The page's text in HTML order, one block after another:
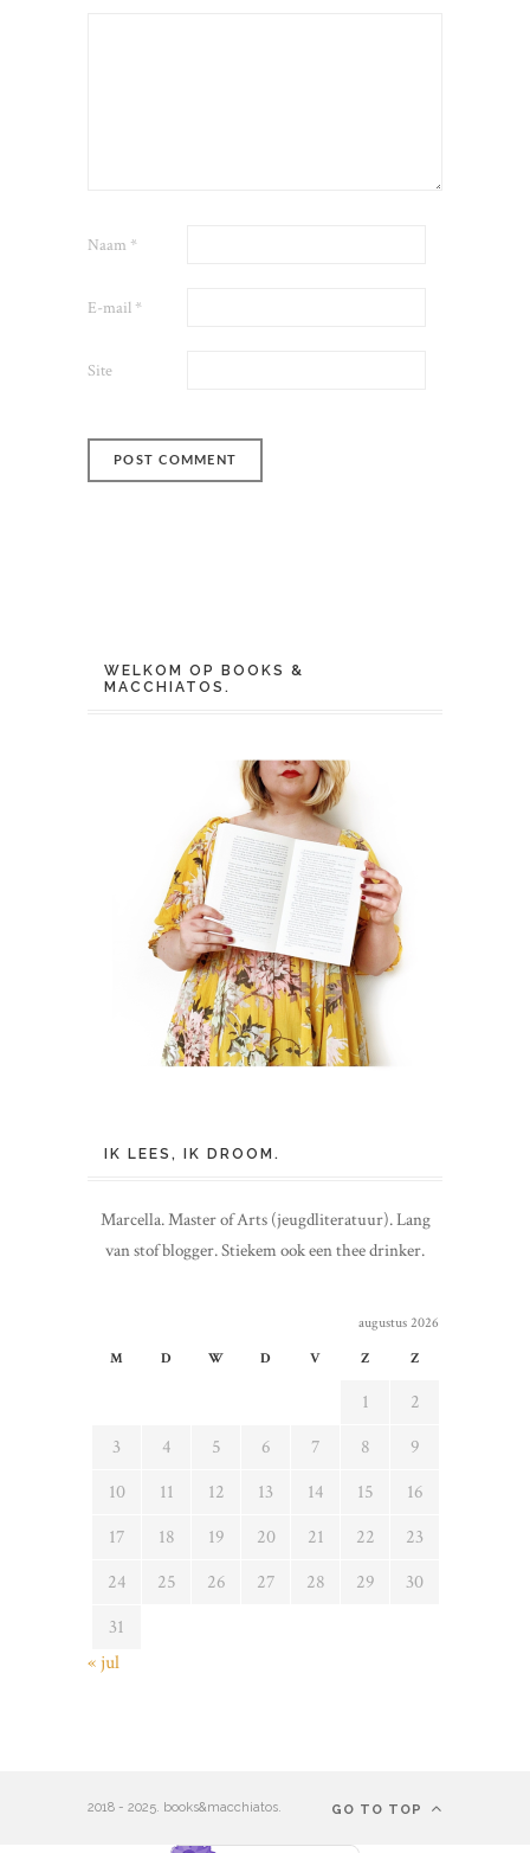
Naam *
E-mail *
Site
WELKOM OP BOOKS &
MACCHIATOS.
IK LEES, IK DROOM.
Marcella. Master of Arts (jeugdliteratuur). Lang
van stof blogger. Stiekem ook een thee drinker.
augustus 2026
M
D W D V Z Z
1
2
3
4 5 6 7 8
9
10
11 12 13 14 15
16
17
18 19 20 21 22
23
24
25 26 27 28 29
30
31
« jul
2018 - 2025. books&macchiatos. GO TO TOP